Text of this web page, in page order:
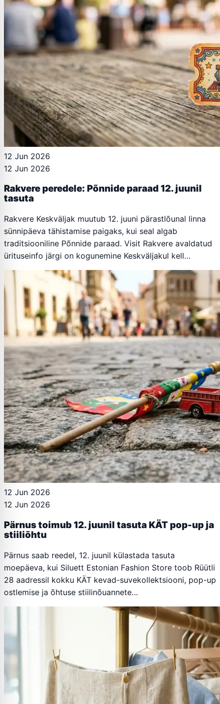
12 Jun 2026
12 Jun 2026
Rakvere peredele: Põnnide paraad 12. juunil
tasuta
Rakvere Keskväljak muutub 12. juuni pärastlõunal linna
sünnipäeva tähistamise paigaks, kui seal algab
traditsiooniline Põnnide paraad. Visit Rakvere avaldatud
ürituseinfo järgi on kogunemine Keskväljakul kell…
12 Jun 2026
12 Jun 2026
Pärnus toimub 12. juunil tasuta KÄT pop-up ja
stiiliõhtu
Pärnus saab reedel, 12. juunil külastada tasuta
moepäeva, kui Siluett Estonian Fashion Store toob Rüütli
28 aadressil kokku KÄT kevad-suvekollektsiooni, pop-up
ostlemise ja õhtuse stiilinõuannete…